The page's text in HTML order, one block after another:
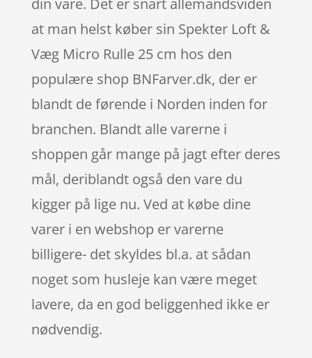
din vare. Det er snart allemandsviden
at man helst køber sin Spekter Loft &
Væg Micro Rulle 25 cm hos den
populære shop BNFarver.dk, der er
blandt de førende i Norden inden for
branchen. Blandt alle varerne i
shoppen går mange på jagt efter deres
mål, deriblandt også den vare du
kigger på lige nu. Ved at købe dine
varer i en webshop er varerne
billigere- det skyldes bl.a. at sådan
noget som husleje kan være meget
lavere, da en god beliggenhed ikke er
nødvendig.